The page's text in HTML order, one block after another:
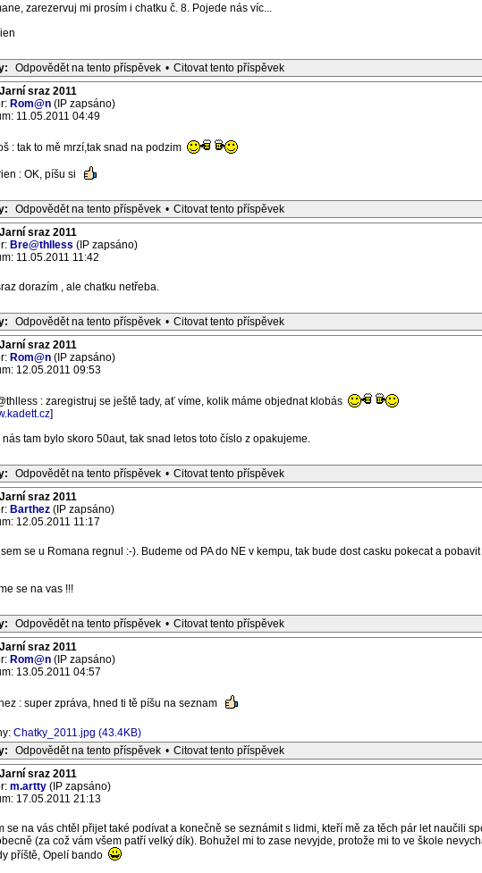
zarezervuj mi prosím i chatku č. 8. Pojede nás víc...
Odpovědět na tento příspěvek • Citovat tento příspěvek
sraz 2011
Rom@n (IP zapsáno)
11.05.2011 04:49
: tak to mě mrzí,tak snad na podzim
: OK, píšu si
Odpovědět na tento příspěvek • Citovat tento příspěvek
sraz 2011
Bre@thlless (IP zapsáno)
11.05.2011 11:42
dorazím , ale chatku netřeba.
Odpovědět na tento příspěvek • Citovat tento příspěvek
sraz 2011
Rom@n (IP zapsáno)
12.05.2011 09:53
: zaregistruj se ještě tady, ať víme, kolik máme objednat klobás
]
nás tam bylo skoro 50aut, tak snad letos toto číslo z opakujeme.
Odpovědět na tento příspěvek • Citovat tento příspěvek
sraz 2011
Barthez (IP zapsáno)
12.05.2011 11:17
se u Romana regnul :-). Budeme od PA do NE v kempu, tak bude dost casku pokecat a pobavit
se na vas !!!
Odpovědět na tento příspěvek • Citovat tento příspěvek
sraz 2011
Rom@n (IP zapsáno)
13.05.2011 04:57
: super zpráva, hned ti tě píšu na seznam
Chatky_2011.jpg (43.4KB)
Odpovědět na tento příspěvek • Citovat tento příspěvek
sraz 2011
m.artty (IP zapsáno)
17.05.2011 21:13
se na vás chtěl přijet také podívat a konečně se seznámit s lidmi, kteří mě za těch pár let naučili
(za což vám všem patří velký dík). Bohužel mi to zase nevyjde, protože mi to ve škole
příště, Opelí bando